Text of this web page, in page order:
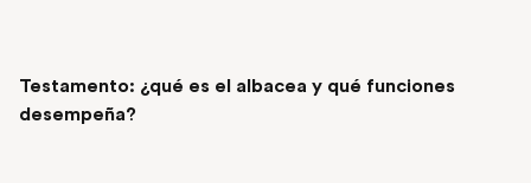
Testamento: ¿qué es el albacea y qué funciones
desempeña?